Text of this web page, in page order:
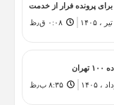
برای پرونده فرار از خدمت
۰:۰۸ ق٫ظ
۸:۳۵ ب٫ظ